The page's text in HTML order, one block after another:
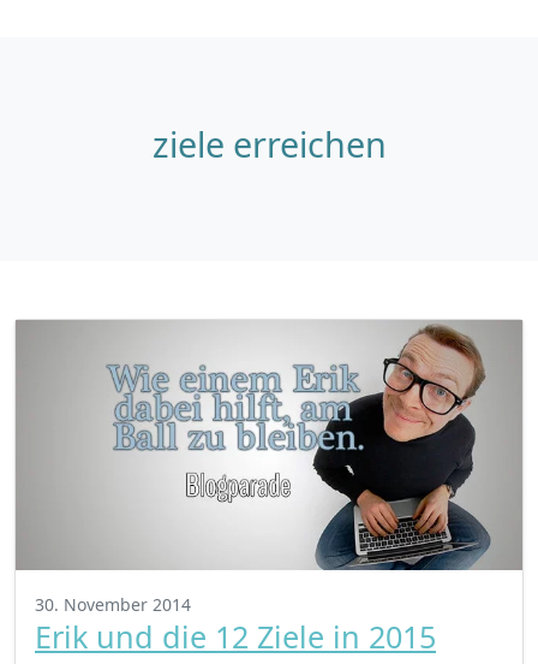
ziele erreichen
30. November 2014
Erik und die 12 Ziele in 2015